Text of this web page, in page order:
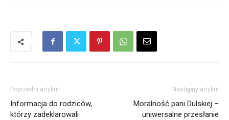
Poprzedni artykuł
Informacja do rodziców,
którzy zadeklarowali
Następny artykuł
Moralność pani Dulskiej –
uniwersalne przesłanie